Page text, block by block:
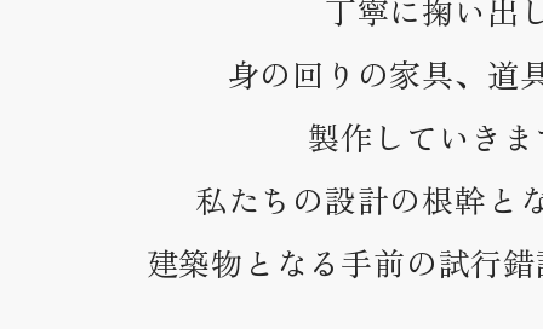
丁寧に掬い出
身の回りの家具、道
製作していき
私たちの設計の根幹と
建築物となる手前の試行